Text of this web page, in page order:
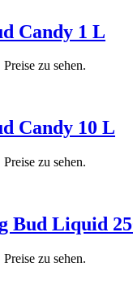
Candy 1 L
zu sehen.
Candy 10 L
zu sehen.
Bud Liquid
zu sehen.